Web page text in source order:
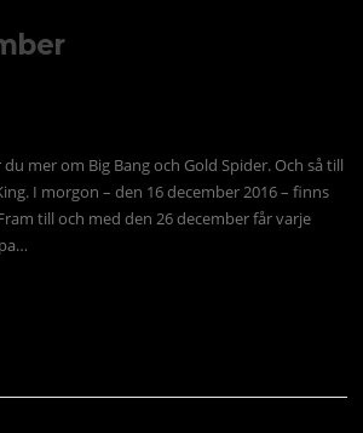
mer om Big Bang och Gold Spider. Och så till
I morgon – den 16 december 2016 – finns
till och med den 26 december får varje